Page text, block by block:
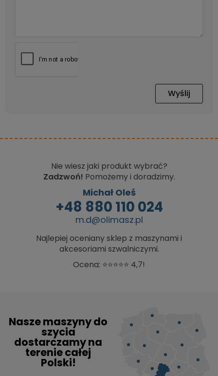
Wyślij
Nie wiesz jaki produkt wybrać?
Zadzwoń! Pomożemy i doradzimy.
Michał Oleś
+48 880 110 024
m.d@olimasz.pl
Najlepiej oceniany sklep z maszynami i
akcesoriami szwalniczymi.
Ocena: ⭐⭐⭐⭐⭐ 4,7!
Nasze maszyny do
szycia
dostarczamy na
terenie całej
Polski!